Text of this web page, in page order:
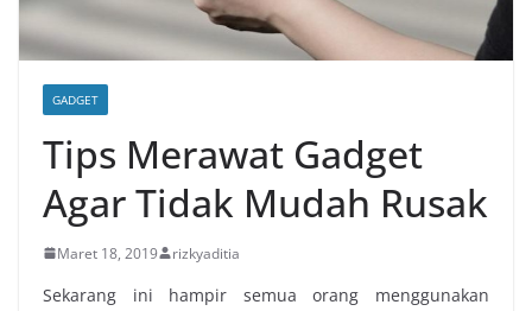
GADGET
Tips Merawat Gadget
Agar Tidak Mudah Rusak
Maret 18, 2019 rizkyaditia
Sekarang ini hampir semua orang menggunakan